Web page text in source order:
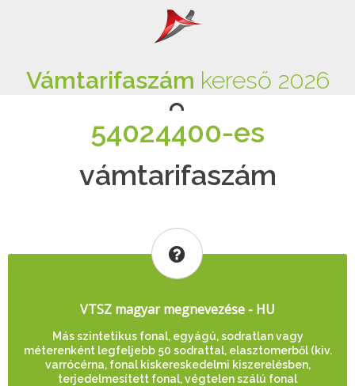
Vámtarifaszám kereső 2026
54024400-es
vámtarifaszám
VTSZ magyar megnevezése - HU
Más szintetikus fonal, egyágú, sodratlan vagy
méterenként legfeljebb 50 sodrattal, elasztomerből (kiv.
varrócérna, fonal kiskereskedelmi kiszerelésben,
terjedelmesített fonal, végtelen szálú fonal